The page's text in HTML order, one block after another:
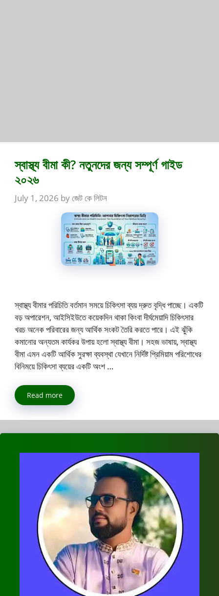
স্বাস্থ্য বীমা কী? নতুনদের জন্য সম্পূর্ণ গাইড
২০২৬
July 1, 2026 byজেট কে লিটন
স্বাস্থ্য বীমার পরিচিতি বর্তমান সময়ে চিকিৎসা ব্যয় দ্রুত বৃদ্ধি পাচ্ছে। একটি
বড় অপারেশন, আইসিইউতে কয়েকদিন থাকা কিংবা দীর্ঘমেয়াদি চিকিৎসার
খরচ অনেক পরিবারের জন্য আর্থিক সংকট তৈরি করতে পারে। এই ঝুঁকি
কমানোর অন্যতম কার্যকর উপায় হলো স্বাস্থ্য বীমা। সহজ ভাষায়, স্বাস্থ্য
বীমা এমন একটি আর্থিক সুরক্ষা ব্যবস্থা যেখানে নির্দিষ্ট প্রিমিয়াম পরিশোধের
বিনিময়ে চিকিৎসা ব্যয়ের একটি অংশ …
Read more